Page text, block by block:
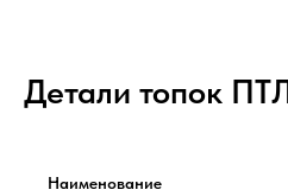
Детали топок
Наименование